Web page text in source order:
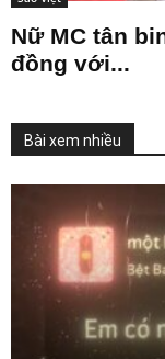
Nữ MC tân
đồng với...
Bài xem nhiều